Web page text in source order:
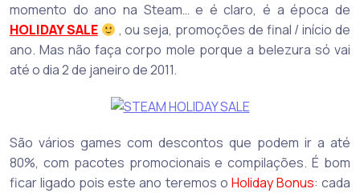
momento do ano na Steam… e é claro, é a época de
HOLIDAY SALE
, ou seja, promoções de final / início de
ano. Mas não faça corpo mole porque a belezura só vai
até o dia 2 de janeiro de 2011.
São vários games com descontos que podem ir a até
80%, com pacotes promocionais e compilações. É bom
ficar ligado pois este ano teremos o Holiday Bonus: cada